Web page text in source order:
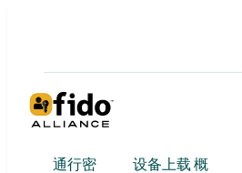
通行密
设备上载 概